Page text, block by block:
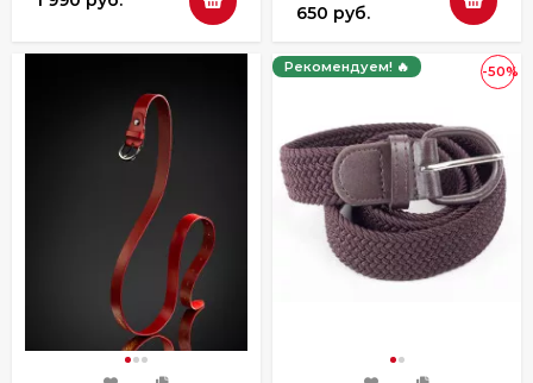
650 руб.
-50%
Рекомендуем! 🔥